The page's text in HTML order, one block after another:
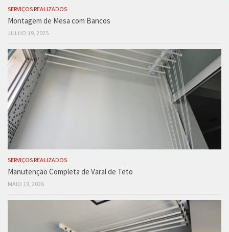
SERVIÇOS REALIZADOS
Montagem de Mesa com Bancos
JULHO 19, 2025
SERVIÇOS REALIZADOS
Manutenção Completa de Varal de Teto
MAIO 19, 2026